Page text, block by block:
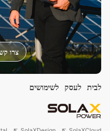
לבית לעסק לשימושים
צרו